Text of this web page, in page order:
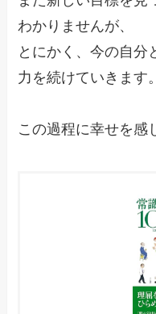
わかりませんが、
とにかく、今の自分
力を続けていきます。
この過程に幸せを感